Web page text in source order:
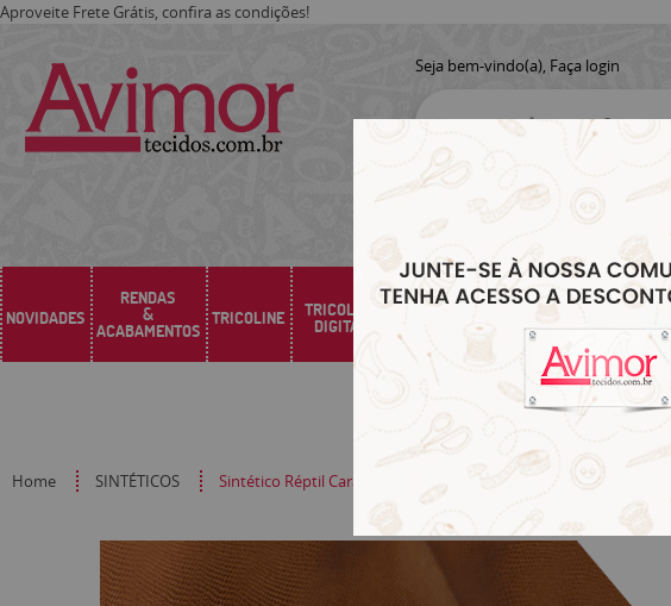
Aproveite Frete Grátis, confira as condições!
Seja bem-vindo(a), Faça login
NOVIDADES
RENDAS
&
ACABAMENTOS
TRICOLINE TRICOLINE
DIGITAL
CHITA
CHITÃO
CROCHÊ
TRICÔ
Home SINTÉTICOS Sintético Réptil Caramel (0,50X1,40 MTS) RP5511